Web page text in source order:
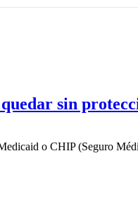
sin
o CHIP (Seguro